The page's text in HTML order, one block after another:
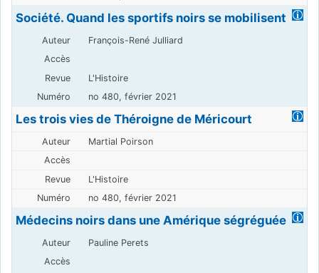
Société. Quand les sportifs noirs se mobilisent
François-René Julliard
L'Histoire
no 480, février 2021
Les trois vies de Théroigne de Méricourt
Martial Poirson
L'Histoire
no 480, février 2021
Médecins noirs dans une Amérique ségréguée
Pauline Perets